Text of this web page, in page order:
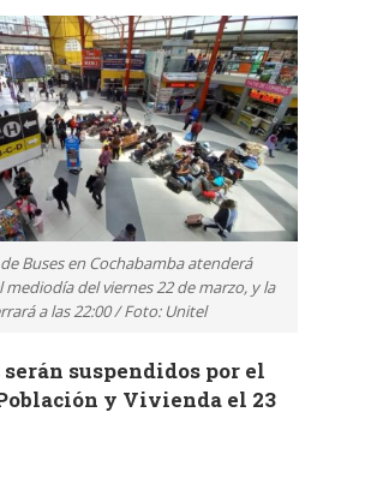
Buses en Cochabamba atenderá
mediodía del viernes 22 de marzo, y la
a las 22:00 / Foto: Unitel
suspendidos por el
y Vivienda el 23